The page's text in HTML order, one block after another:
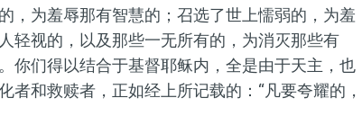
，为羞辱那有智慧的；召选了世上懦弱的，为羞
轻视的，以及那些一无所有的，为消灭那些有
你们得以结合于基督耶稣内，全是由于天主，也
和救赎者，正如经上所记载的：“凡要夸耀的，